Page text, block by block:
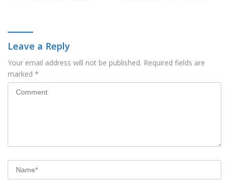
Leave a Reply
Your email address will not be published. Required fields are
marked *